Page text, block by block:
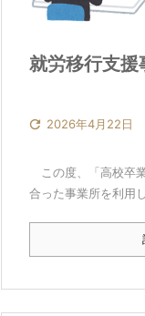
就労移行支援
 2026年4月22日
この度、「高校卒
合った事業所を利用